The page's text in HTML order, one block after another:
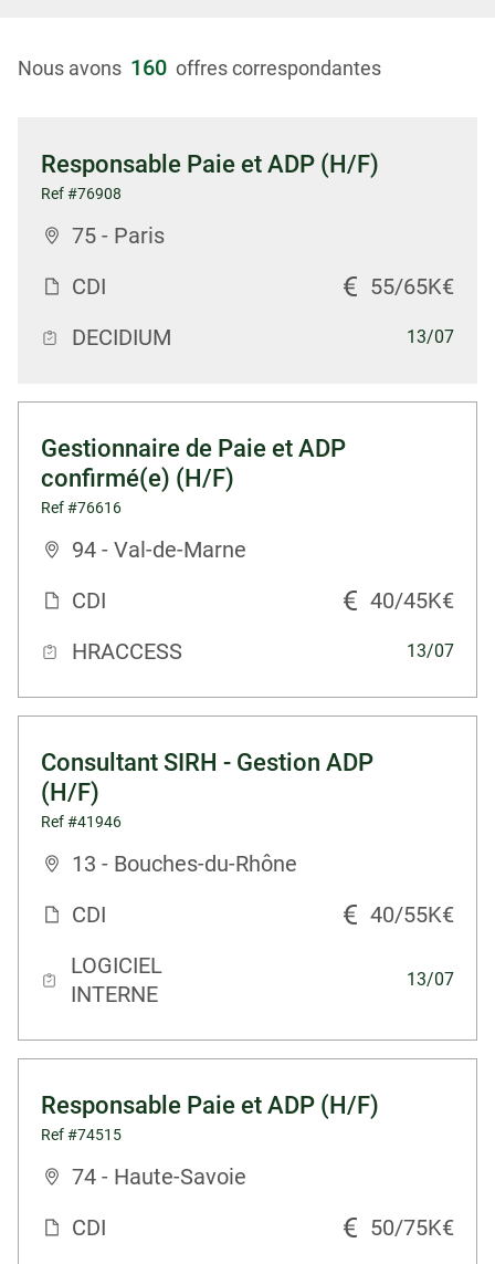
Nous avons 160 offres correspondantes
Responsable Paie et ADP (H/F)
Ref #76908
75 - Paris
CDI
55/65K€
DECIDIUM
13/07
Gestionnaire de Paie et ADP
confirmé(e) (H/F)
Ref #76616
94 - Val-de-Marne
CDI
40/45K€
HRACCESS
13/07
Consultant SIRH - Gestion ADP
(H/F)
Ref #41946
13 - Bouches-du-Rhône
CDI
40/55K€
LOGICIEL
INTERNE
13/07
Responsable Paie et ADP (H/F)
Ref #74515
74 - Haute-Savoie
CDI
50/75K€